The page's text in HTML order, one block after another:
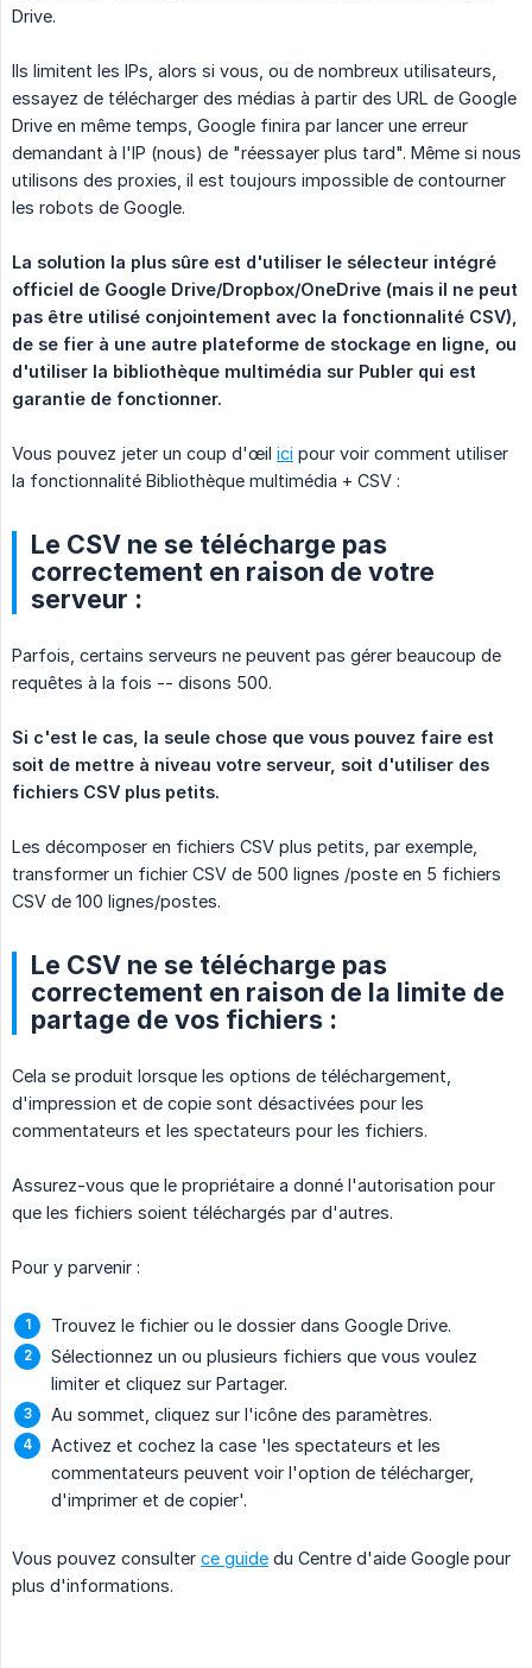
Drive.
Ils limitent les IPs, alors si vous, ou de nombreux utilisateurs,
essayez de télécharger des médias à partir des URL de Google
Drive en même temps, Google finira par lancer une erreur
demandant à l'IP (nous) de "réessayer plus tard". Même si nous
utilisons des proxies, il est toujours impossible de contourner
les robots de Google.
La solution la plus sûre est d'utiliser le sélecteur intégré
officiel de Google Drive/Dropbox/OneDrive (mais il ne peut
pas être utilisé conjointement avec la fonctionnalité CSV),
de se fier à une autre plateforme de stockage en ligne, ou
d'utiliser la bibliothèque multimédia sur Publer qui est
garantie de fonctionner.
Vous pouvez jeter un coup d'œil ici pour voir comment utiliser
la fonctionnalité Bibliothèque multimédia + CSV :
Le CSV ne se télécharge pas
correctement en raison de votre
serveur :
Parfois, certains serveurs ne peuvent pas gérer beaucoup de
requêtes à la fois -- disons 500.
Si c'est le cas, la seule chose que vous pouvez faire est
soit de mettre à niveau votre serveur, soit d'utiliser des
fichiers CSV plus petits.
Les décomposer en fichiers CSV plus petits, par exemple,
transformer un fichier CSV de 500 lignes /poste en 5 fichiers
CSV de 100 lignes/postes.
Le CSV ne se télécharge pas
correctement en raison de la limite de
partage de vos fichiers :
Cela se produit lorsque les options de téléchargement,
d'impression et de copie sont désactivées pour les
commentateurs et les spectateurs pour les fichiers.
Assurez-vous que le propriétaire a donné l'autorisation pour
que les fichiers soient téléchargés par d'autres.
Pour y parvenir :
Trouvez le fichier ou le dossier dans Google Drive.
Sélectionnez un ou plusieurs fichiers que vous voulez
limiter et cliquez sur Partager.
Au sommet, cliquez sur l'icône des paramètres.
Activez et cochez la case 'les spectateurs et les
commentateurs peuvent voir l'option de télécharger,
d'imprimer et de copier'.
Vous pouvez consulter ce guide du Centre d'aide Google pour
plus d'informations.